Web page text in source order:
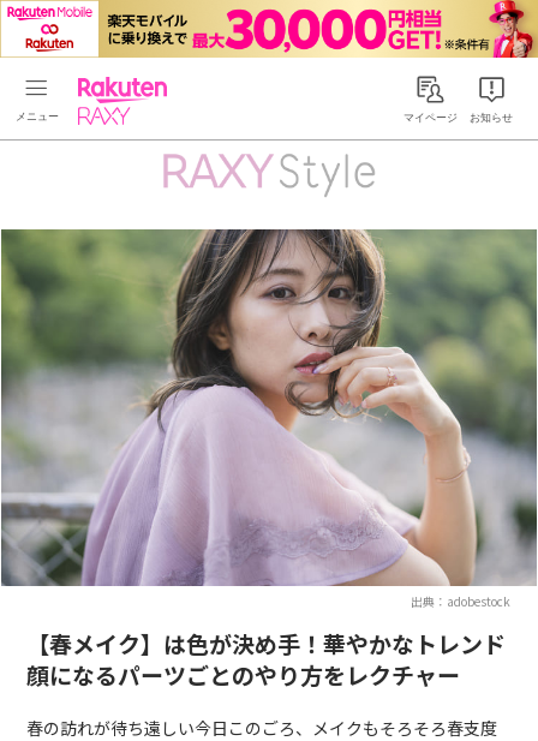
Rakuten RAXYマイページ お知らせ
出典：adobestock
【春メイク】は色が決め手！華やかなトレンド
顔になるパーツごとのやり方をレクチャー
春の訪れが待ち遠しい今日このごろ、メイクもそろそろ春支度